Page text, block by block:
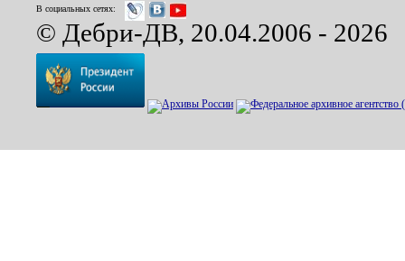
В социальных сетях:
© Дебри-ДВ, 20.04.2006 - 2026